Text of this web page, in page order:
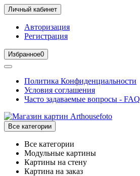
Личный кабинет
Авторизация
Регистрация
Избранное0
Политика Конфиденциальности
Условия соглашения
Часто задаваемые вопросы - FAQ
Все категории
Все категории
Модульные картины
Картины на стену
Картина на заказ